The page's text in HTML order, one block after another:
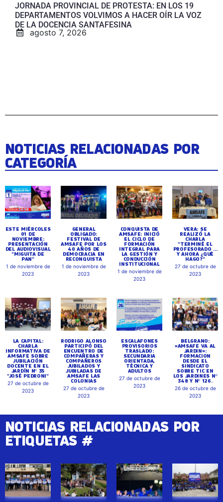
JORNADA PROVINCIAL DE PROTESTA: EN LOS 19
DEPARTAMENTOS VOLVIMOS A HACER OÍR LA VOZ
DE LA DOCENCIA SANTAFESINA
agosto 7, 2026
NOTICIAS RELACIONADAS POR
CATEGORÍA
ESTE MIÉRCOLES
01 DE
NOVIEMBRE:
PRESENTACIÓN
DEL AUDIOVISUAL
"MIGUITA DE
PAN"
1 de noviembre de
2023
GENERAL
OBLIGADO:
FESTIVAL DE
AMSAFE POR LOS
40 AÑOS DE
DEMOCRACIA EN
RECONQUISTA
1 de noviembre de
2023
CONQUISTA DE
AMSAFE: INICIÓ
EL CICLO DE
FORMACIÓN
INTEGRAL PARA
LA GESTIÓN Y
CONDUCCIÓN
INSTITUCIONAL
1 de noviembre de
2023
VERA: SE
REALIZÓ LA
CHARLA
"TERMINÉ EL
PROFESORADO ...
Y AHORA ¿QUÉ
HAGO?"
27 de octubre de
2023
LA CAPITAL:
CHARLA
INFORMATIVA DE
AMSAFE SOBRE
JUBILACIÓN
DOCENTE EN EL
JARDÍN Nº 35
"JOSÉ PEDRONI"
27 de octubre de
2023
RODRIGO ALONSO
PARTICIPÓ DEL
ENCUENTRO DE
COMPAÑERAS Y
COMPAÑEROS
JUBILADOS Y
JUBILADAS DE
AMSAFE LAS
COLONIAS
27 de octubre de
2023
ESCALAFONES
PROVISORIOS
TRASLADO:
SECUNDARIA
ORIENTADA,
TÉCNICA Y
ADULTOS
27 de octubre de
2023
BELGRANO:
«AMSAFE VA AL
JARDIN»:
FORMACION
DESDE EL
SINDICATO
SOBRE TIC EN
LOS JARDINES Nº
348 Y Nº 126.
26 de octubre de
2023
NOTICIAS RELACIONADAS POR
ETIQUETAS #